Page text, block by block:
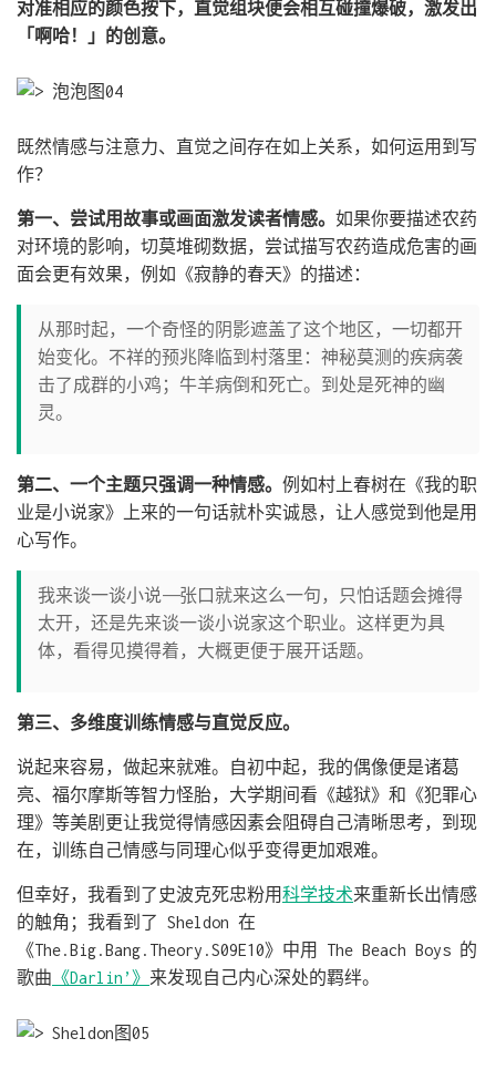
对准相应的颜色按下，直觉组块便会相互碰撞爆破，激发出
「啊哈！」的创意。
既然情感与注意力、直觉之间存在如上关系，如何运用到写
作？
第一、尝试用故事或画面激发读者情感。 如果你要描述农药
对环境的影响，切莫堆砌数据，尝试描写农药造成危害的画
面会更有效果，例如《寂静的春天》的描述：
从那时起，一个奇怪的阴影遮盖了这个地区，一切都开
始变化。不祥的预兆降临到村落里：神秘莫测的疾病袭
击了成群的小鸡；牛羊病倒和死亡。到处是死神的幽
灵。
第二、一个主题只强调一种情感。 例如村上春树在《我的职
业是小说家》上来的一句话就朴实诚恳，让人感觉到他是用
心写作。
我来谈一谈小说——张口就来这么一句，只怕话题会摊得
太开，还是先来谈一谈小说家这个职业。这样更为具
体，看得见摸得着，大概更便于展开话题。
第三、多维度训练情感与直觉反应。
说起来容易，做起来就难。自初中起，我的偶像便是诸葛
亮、福尔摩斯等智力怪胎，大学期间看《越狱》和《犯罪心
理》等美剧更让我觉得情感因素会阻碍自己清晰思考，到现
在，训练自己情感与同理心似乎变得更加艰难。
但幸好，我看到了史波克死忠粉用科学技术来重新长出情感
的触角；我看到了 Sheldon 在
《The.Big.Bang.Theory.S09E10》中用 The Beach Boys 的
歌曲 《Darlin’》 来发现自己内心深处的羁绊。